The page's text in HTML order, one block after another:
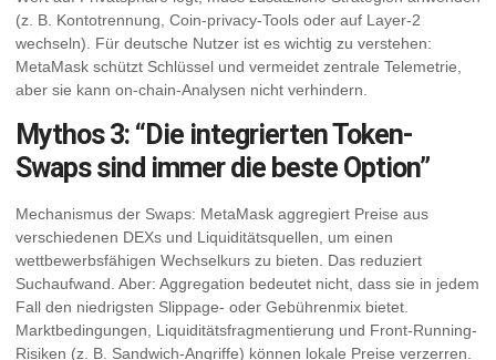
(z. B. Kontotrennung, Coin-privacy-Tools oder auf Layer-2
wechseln). Für deutsche Nutzer ist es wichtig zu verstehen:
MetaMask schützt Schlüssel und vermeidet zentrale Telemetrie,
aber sie kann on-chain-Analysen nicht verhindern.
Mythos 3: “Die integrierten Token-
Swaps sind immer die beste Option”
Mechanismus der Swaps: MetaMask aggregiert Preise aus
verschiedenen DEXs und Liquiditätsquellen, um einen
wettbewerbsfähigen Wechselkurs zu bieten. Das reduziert
Suchaufwand. Aber: Aggregation bedeutet nicht, dass sie in jedem
Fall den niedrigsten Slippage- oder Gebührenmix bietet.
Marktbedingungen, Liquiditätsfragmentierung und Front-Running-
Risiken (z. B. Sandwich-Angriffe) können lokale Preise verzerren.